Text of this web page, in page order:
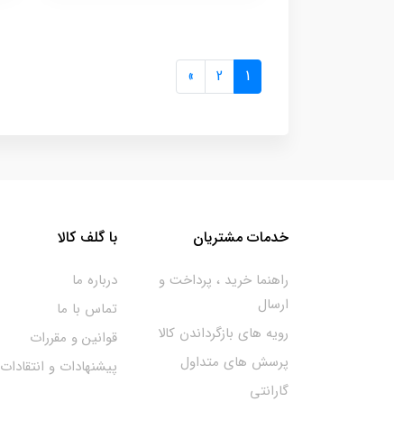
1
2
»
خدمات مشتریان
راهنما خرید ، پرداخت و
ارسال
رویه های بازگرداندن کالا
پرسش های متداول
گارانتی
با گلف کالا
درباره ما
تماس با ما
قوانین و مقررات
پیشنهادات و انتقادات